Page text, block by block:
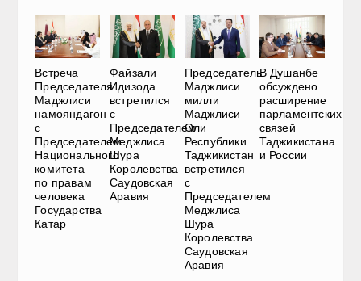
Встреча
Председателя
Маджлиси
намояндагон
с
Председателем
Национального
комитета
по правам
человека
Государства
Катар
Файзали
Идизода
встретился
с
Председателем
Меджлиса
Шура
Королевства
Саудовская
Аравия
Председатель
Маджлиси
милли
Маджлиси
Оли
Республики
Таджикистан
встретился
с
Председателем
Меджлиса
Шура
Королевства
Саудовская
Аравия
В Душанбе
обсуждено
расширение
парламентских
связей
Таджикистана
и России